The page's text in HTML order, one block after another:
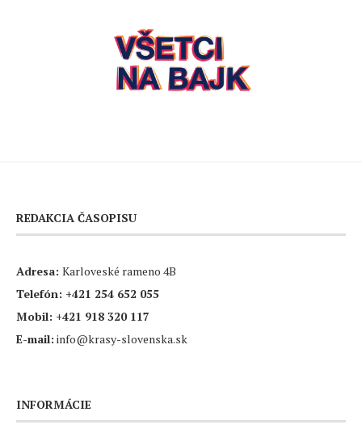
REDAKCIA ČASOPISU
Adresa: Karloveské rameno 4B
Telefón: +421 254 652 055
Mobil: +421 918 320 117
E-mail: info@krasy-slovenska.sk
INFORMÁCIE